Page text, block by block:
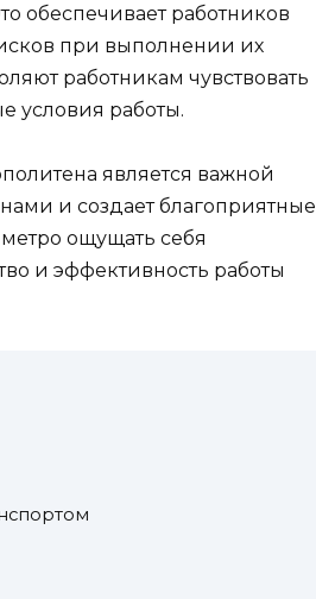
обеспечивает работников
при выполнении их
работникам чувствовать
условия работы.
является важной
и создает благоприятные
ощущать себя
и эффективность работы